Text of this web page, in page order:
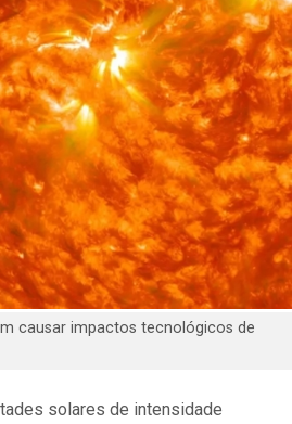
causar impactos tecnológicos de
solares de intensidade